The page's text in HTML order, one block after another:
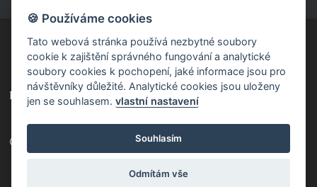
powered by fast-web
© 2026 Chata Granit
🍪 Používáme cookies
Tato webová stránka používá nezbytné soubory
cookie k zajištění správného fungování a analytické
soubory cookies k pochopení, jaké informace jsou pro
návštěvníky důležité. Analytické cookies jsou uloženy
jen se souhlasem.vlastní nastavení
Souhlasím
Odmítám vše